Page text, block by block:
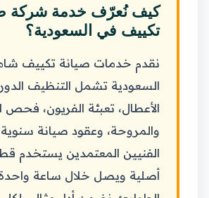
كيف نُعرّف خدمة شركة
تكييف في السعودية؟
نقدم خدمات صيانة تكييف
السعودية تشمل التنظيف
الأعطال، تعبئة الفريون،
والمروحة، وعقود صيانة
الفنيين المعتمدين يستخدم
أصلية ويصل خلال ساعة